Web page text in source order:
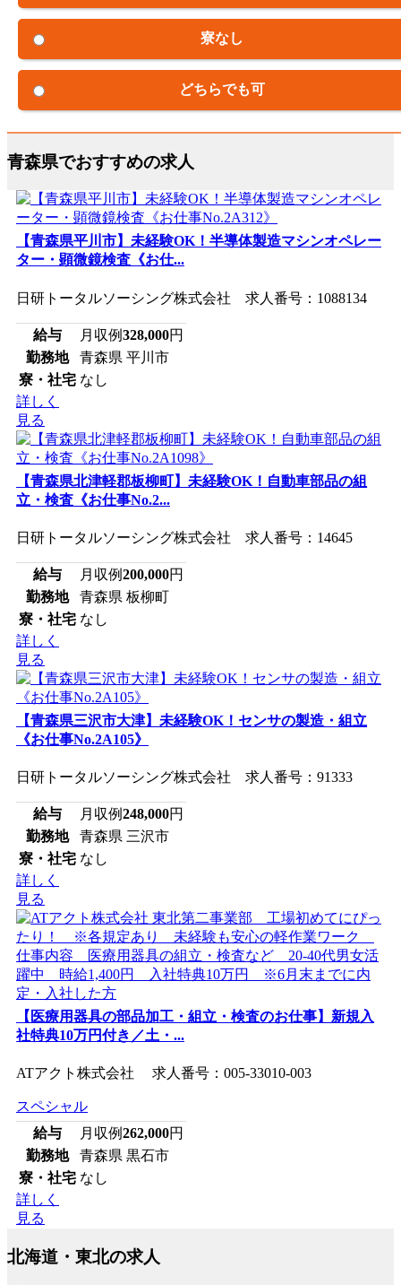
寮なし
どちらでも可
青森県でおすすめの求人
【青森県平川市】未経験OK！半導体製造マシンオペレー
ター・顕微鏡検査《お仕...
日研トータルソーシング株式会社 求人番号：1088134
給与 月収例328,000円
勤務地
青森県 平川市
寮・社宅 なし
詳しく
見る
【青森県北津軽郡板柳町】未経験OK！自動車部品の組
立・検査《お仕事No.2...
日研トータルソーシング株式会社 求人番号：14645
給与 月収例200,000円
勤務地
青森県 板柳町
寮・社宅 なし
詳しく
見る
【青森県三沢市大津】未経験OK！センサの製造・組立
《お仕事No.2A105》
日研トータルソーシング株式会社 求人番号：91333
給与 月収例248,000円
勤務地
青森県 三沢市
寮・社宅 なし
詳しく
見る
【医療用器具の部品加工・組立・検査のお仕事】新規入
社特典10万円付き／土・...
ATアクト株式会社 求人番号：005-33010-003
スペシャル
給与
月収例262,000円
勤務地
青森県 黒石市
寮・社宅 なし
詳しく
見る
北海道・東北の求人